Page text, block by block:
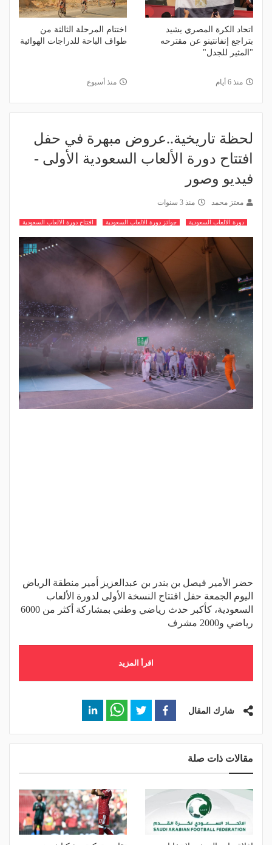
اتحاد الكرة المصري يشيد
بتراجع إنفانتينو عن مقترحه
"المثير للجدل"
منذ 6 أيام
اختتام المرحلة الثالثة من
طواف الباحة للدراجات الهوائية
منذ أسبوع
لحظة تاريخية..عروض مبهرة في حفل
افتتاح دورة الألعاب السعودية الأولى -
فيديو وصور
معتز محمد منذ 3 سنوات
دورة الالعاب السعودية جوائز دورة الالعاب السعودية افتتاح دورة الالعاب السعودية
حضر الأمير فيصل بن بندر بن عبدالعزيز أمير منطقة الرياض
اليوم الجمعة حفل افتتاح النسخة الأولى لدورة الألعاب
السعودية، كأكبر حدث رياضي وطني بمشاركة أكثر من 6000
رياضي و2000 مشرف
اقرأ المزيد
شارك المقال
مقالات ذات صلة